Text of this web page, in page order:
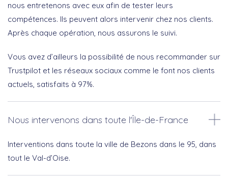
nous entretenons avec eux afin de tester leurs
compétences. Ils peuvent alors intervenir chez nos clients.
Après chaque opération, nous assurons le suivi.
Vous avez d’ailleurs la possibilité de nous recommander sur
Trustpilot et les réseaux sociaux comme le font nos clients
actuels, satisfaits à 97%.
Nous intervenons dans toute l'Île-de-France
Interventions dans toute la ville de Bezons dans le 95, dans
tout le Val-d’Oise.